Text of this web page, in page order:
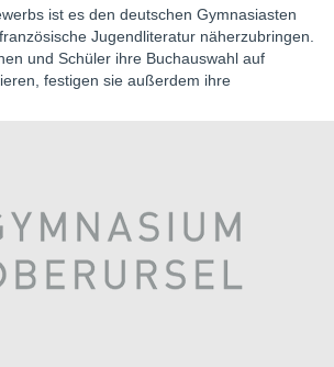
ist es den deutschen Gymnasiasten
Jugendliteratur näherzubringen.
und Schüler ihre Buchauswahl auf
festigen sie außerdem ihre